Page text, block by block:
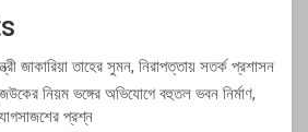
জাকারিয়া তাহের সুমন, নিরাপত্তায় সতর্ক প্রশাসন
নিয়ম ভঙ্গের অভিযোগে বহুতল ভবন নির্মাণ,
প্রশ্ন